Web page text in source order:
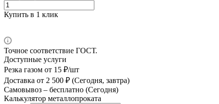
Купить в 1 клик
Точное соответствие ГОСТ.
Доступные услуги
Резка газом от 15 ₽/шт
Доставка от 2 500 ₽ (Сегодня, завтра)
Самовывоз – бесплатно (Сегодня)
Калькулятор металлопроката